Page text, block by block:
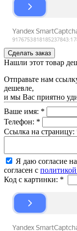
Нашли этот товар
Отправьте нам
дешевле,
и мы Вас приятно
Ваше имя: *
Телефон: *
Ссылка на страницу:
Я даю согласие
согласен с
Код с картинки: *